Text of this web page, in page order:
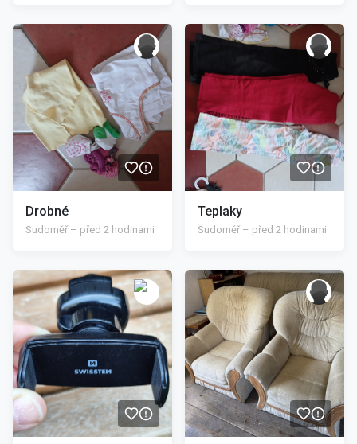
Drobné
Sudoměř – před 2 hodinami
/>
Teplaky
Sudoměř – před 2 hodinami
/> />